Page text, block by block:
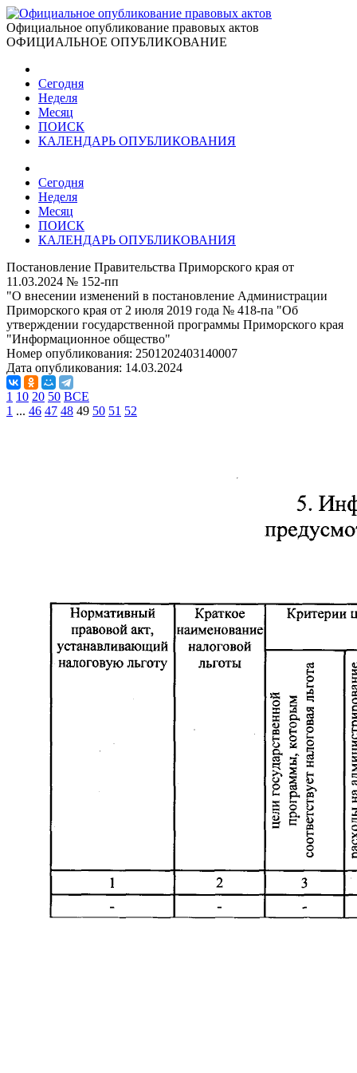
Официальное опубликование правовых актов
ОФИЦИАЛЬНОЕ ОПУБЛИКОВАНИЕ
Сегодня
Неделя
Месяц
ПОИСК
КАЛЕНДАРЬ ОПУБЛИКОВАНИЯ
Сегодня
Неделя
Месяц
ПОИСК
КАЛЕНДАРЬ ОПУБЛИКОВАНИЯ
Постановление Правительства Приморского края от
11.03.2024 № 152-пп
"О внесении изменений в постановление Администрации
Приморского края от 2 июля 2019 года № 418-па "Об
утверждении государственной программы Приморского края
"Информационное общество"
Номер опубликования: 2501202403140007
Дата опубликования: 14.03.2024
1 10 20 50 ВСЕ
1 ... 46 47 48 49 50 51 52